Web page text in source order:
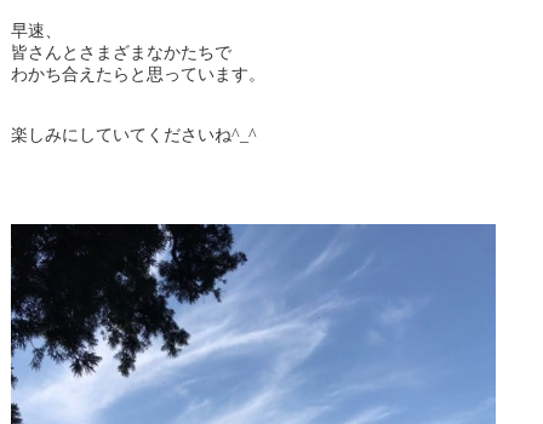
早速、
皆さんとさまざまなかたちで
わかち合えたらと思っています。
楽しみにしていてくださいね^_^